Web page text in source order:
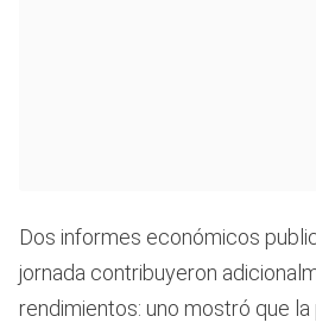
Dos informes económicos
jornada contribuyeron
rendimientos: uno mostró que